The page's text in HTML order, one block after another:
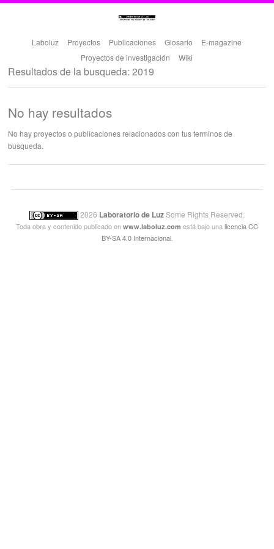
Laboluz Proyectos Publicaciones Glosario
E-magazine
Proyectos de investigación
Wiki
Resultados de la busqueda: 2019
No hay resultados
No hay proyectos o publicaciones relacionados con tus terminos de
busqueda.
2026 Laboratorio de LuzSome Rights Reserved.
Toda obra y contenido publicado en www.laboluz.com está bajo una licencia CC
BY-SA 4.0 Internacional.